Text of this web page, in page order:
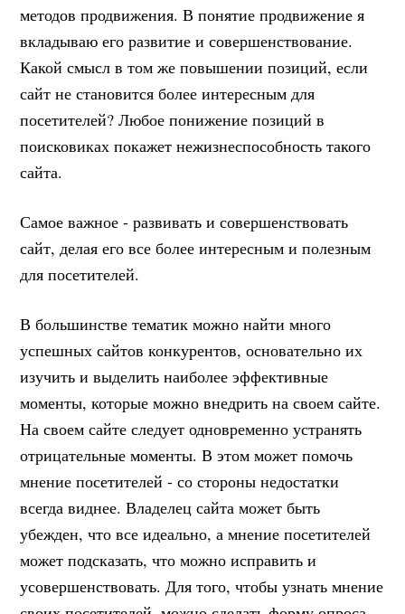
методов продвижения. В понятие продвижение я
вкладываю его развитие и совершенствование.
Какой смысл в том же повышении позиций, если
сайт не становится более интересным для
посетителей? Любое понижение позиций в
поисковиках покажет нежизнеспособность такого
сайта.
Самое важное - развивать и совершенствовать
сайт, делая его все более интересным и полезным
для посетителей.
В большинстве тематик можно найти много
успешных сайтов конкурентов, основательно их
изучить и выделить наиболее эффективные
моменты, которые можно внедрить на своем сайте.
На своем сайте следует одновременно устранять
отрицательные моменты. В этом может помочь
мнение посетителей - со стороны недостатки
всегда виднее. Владелец сайта может быть
убежден, что все идеально, а мнение посетителей
может подсказать, что можно исправить и
усовершенствовать. Для того, чтобы узнать мнение